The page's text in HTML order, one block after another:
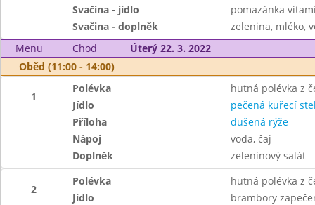
Svačina - jídlo
pomazánka
Svačina - doplněk
zelenina, mléko,
Menu
Chod
Úterý 22. 3. 2022
Oběd (11:00 - 14:00)
1
Polévka
hutná polévka z
Jídlo
pečená kuřecí
Příloha
dušená rýže
Nápoj
voda, čaj
Doplněk
zeleninový salát
2
Polévka
hutná polévka z
Jídlo
brambory